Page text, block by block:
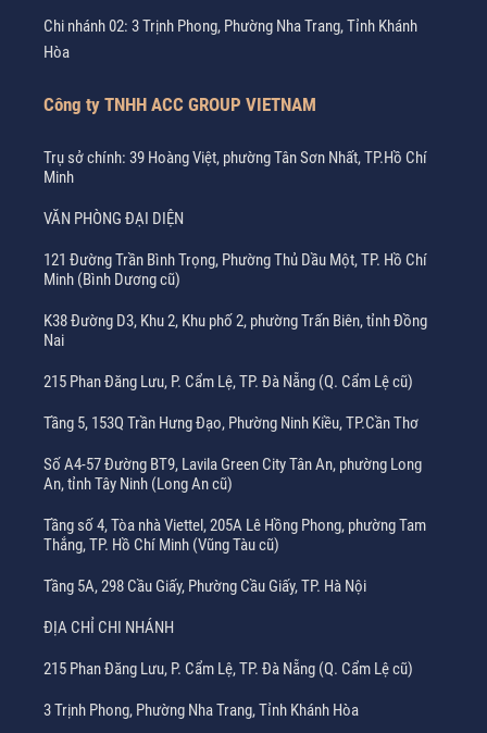
Chi nhánh 02: 3 Trịnh Phong, Phường Nha Trang, Tỉnh Khánh
Hòa
Công ty TNHH ACC GROUP VIETNAM
Trụ sở chính: 39 Hoàng Việt, phường Tân Sơn Nhất, TP.Hồ Chí
Minh
VĂN PHÒNG ĐẠI DIỆN
121 Đường Trần Bình Trọng, Phường Thủ Dầu Một, TP. Hồ Chí
Minh (Bình Dương cũ)
K38 Đường D3, Khu 2, Khu phố 2, phường Trấn Biên, tỉnh Đồng
Nai
215 Phan Đăng Lưu, P. Cẩm Lệ, TP. Đà Nẵng (Q. Cẩm Lệ cũ)
Tầng 5, 153Q Trần Hưng Đạo, Phường Ninh Kiều, TP.Cần Thơ
Số A4-57 Đường BT9, Lavila Green City Tân An, phường Long
An, tỉnh Tây Ninh (Long An cũ)
Tầng số 4, Tòa nhà Viettel, 205A Lê Hồng Phong, phường Tam
Thắng, TP. Hồ Chí Minh (Vũng Tàu cũ)
Tầng 5A, 298 Cầu Giấy, Phường Cầu Giấy, TP. Hà Nội
ĐỊA CHỈ CHI NHÁNH
215 Phan Đăng Lưu, P. Cẩm Lệ, TP. Đà Nẵng (Q. Cẩm Lệ cũ)
3 Trịnh Phong, Phường Nha Trang, Tỉnh Khánh Hòa